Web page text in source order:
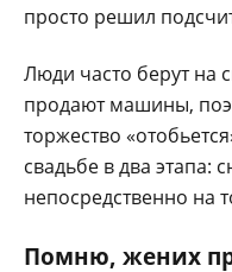
просто решил
Люди часто берут на
продают машины,
торжество
свадьбе в два этапа:
непосредственно на
Помню, жених